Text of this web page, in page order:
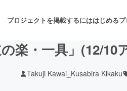
プロジェクトを掲載するにははじめる
楽・一具」(12/10
Takuji Kawai_Kusabira Kikaku